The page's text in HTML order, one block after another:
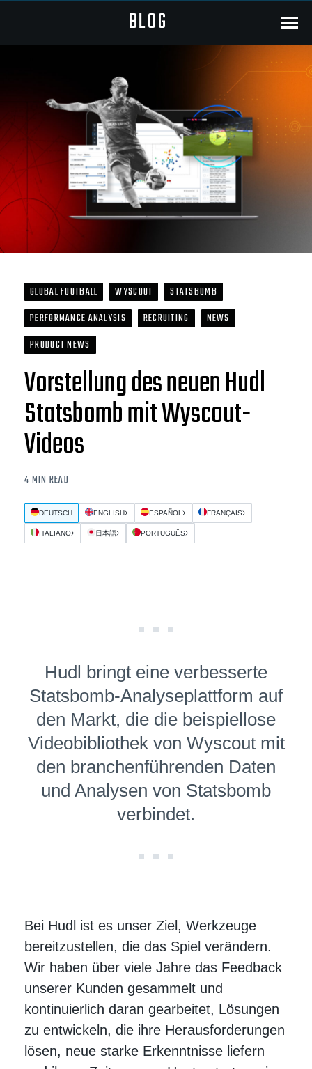
BLOG Menu
DEUTSCH ENGLISH ESPAÑOL FRANÇAIS
ITALIANO 日本語 PORTUGUÊS
GLOBAL FOOTBALL WYSCOUT
STATSBOMB
PERFORMANCE ANALYSIS
RECRUITING
NEWS
PRODUCT NEWS
Vorstellung des neuen Hudl
Statsbomb mit Wyscout-
Videos
4 MIN READ
Hudl bringt eine verbesserte
Statsbomb-Analyseplattform auf
den Markt, die die beispiel­lose
Videobibliothek von Wyscout mit
den branchen­führen­den Daten
und Analysen von Statsbomb
verbindet.
Bei Hudl ist es unser Ziel, Werkzeuge
bereitzustellen, die das Spiel verändern.
Wir haben über viele Jahre das Feedback
unserer Kunden gesammelt und
kontinuierlich daran gearbeitet, Lösungen
zu entwickeln, die ihre Herausforderungen
lösen, neue starke Erkenntnisse liefern